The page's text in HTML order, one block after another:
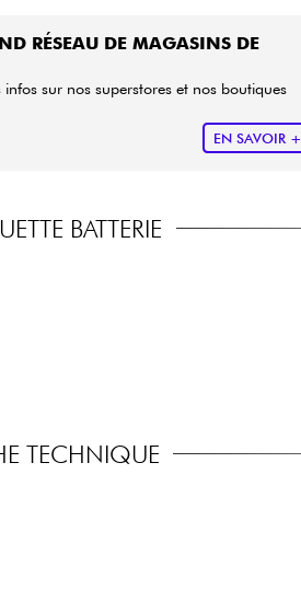
RÉSEAU DE MAGASINS DE
infos sur nos superstores et nos boutiques
EN SAVOIR +
BATTERIE
TECHNIQUE